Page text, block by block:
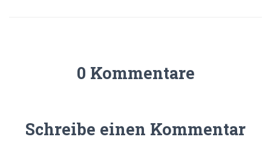
0 Kommentare
Schreibe einen Kommentar